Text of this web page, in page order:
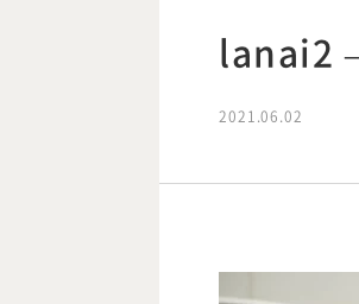
lanai2
2021.06.02